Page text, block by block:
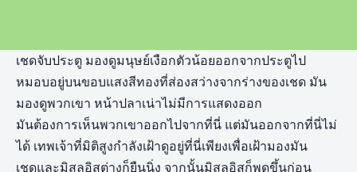
เชดจับประตู มองดูมนุษย์เงือกตัวน้อยออกจากประตูไป
หมอบอยู่บนขอบแสงสีทองที่ส่องสว่างจากร่างของเชด มัน
มองดูพวกเขา หน้าปลาเน่าไม่มีการแสดงออก
มันต้องการเห็นพวกเขาออกไปจากที่นี่ แต่มันออกจากที่นี่ไม่
ได้ เทพเจ้าที่มิติสูงกำลังเฝ้าดูอยู่ที่นี่เพียงเพื่อเฝ้ามองมัน
เชดและมิสลูอิสต่างก็ยืนนิ่ง จากนั้นมิสลูอิสก็พูดขึ้นก่อน